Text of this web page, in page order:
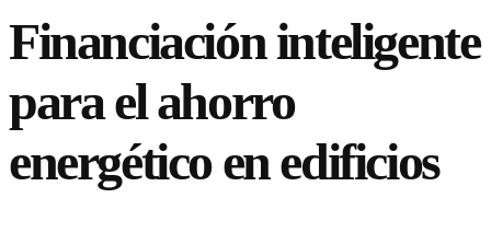
Financiación inteligente
para el ahorro
energético en edificios